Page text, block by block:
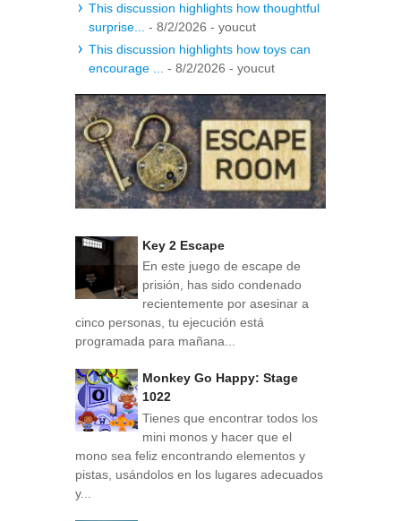
This discussion highlights how thoughtful
surprise... - 8/2/2026 - youcut
This discussion highlights how toys can
encourage ...
- 8/2/2026 - youcut
Key 2 Escape
En este juego de escape de
prisión, has sido condenado
recientemente por asesinar a
cinco personas, tu ejecución está
programada para mañana...
Monkey Go Happy: Stage
1022
Tienes que encontrar todos los
mini monos y hacer que el
mono sea feliz encontrando elementos y
pistas, usándolos en los lugares adecuados
y...